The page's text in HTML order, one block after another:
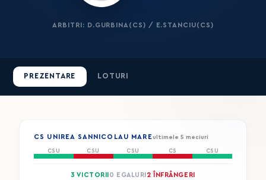
ARBITRI: D.GURBINA(CS) / E.STANCIU(CS)
PREZENTARE LOTURI
CS UNIREA SANNICOLAU MAREultimele 5 meciuri
CSU CSU CSU CS CSU
3 VICTORII 0 EGALURI 2 ÎNFRÂNGERI